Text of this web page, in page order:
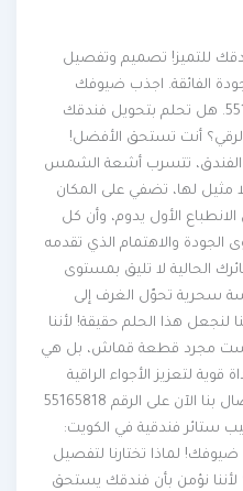
للتميز! تصميم وتفصيل
الفائقة. اجذب ضيوفك
والأناقة. اتصل الآن 55165818. هل تحلم بتحويل فندقك
أنت تستحق الأفضل!
تتسرب أشعة الشمس
لها، تضفي على المكان
الأول يدوم، وأن كل
والاهتمام الذي تقدمه
لا تليق بمستوى
تحوّل الغرف إلى
هذا الحلم حقيقة! لأننا
مجرد قطعة قماش، بل هي
لتعزيز الأجواء الراقية
التي تسعى إليها. لا تتردد في الاتصال بنا الآن على الرقم 55165818
ستائر فندقية في الكويت:
لماذا تختارنا لتفصيل
نؤمن بأن فندقك يستحق